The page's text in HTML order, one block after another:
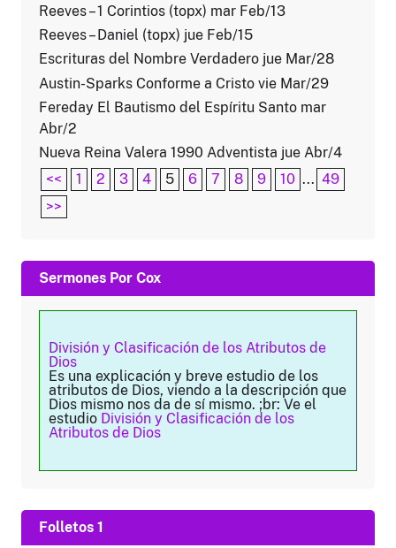
Reeves – 1 Corintios (topx) mar Feb/13
Reeves – Daniel (topx) jue Feb/15
Escrituras del Nombre Verdadero jue Mar/28
Austin-Sparks Conforme a Cristo vie Mar/29
Fereday El Bautismo del Espíritu Santo mar
Abr/2
Nueva Reina Valera 1990 Adventista jue Abr/4
<<
1 2 3 4 5 6 7 8 9 10 ... 49
>>
Sermones Por Cox
División y Clasificación de los Atributos de
Dios
Es una explicación y breve estudio de los
atributos de Dios, viendo a la descripción que
Dios mismo nos da de sí mismo. ;br: Ve el
estudio División y Clasificación de los
Atributos de Dios
Folletos 1